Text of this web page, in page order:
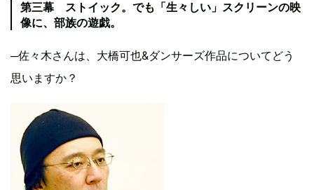
第三幕 ストイック。でも「生々しい」スクリーンの映
像に、部族の遊戯。
─佐々木さんは、大橋可也&ダンサーズ作品についてどう
思いますか？